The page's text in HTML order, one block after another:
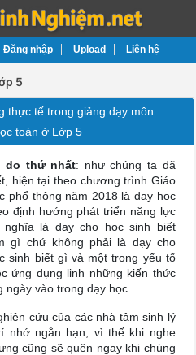
Đăng nhập Upload Liên hệ
5
thực tế trong giảng dạy môn
toán ở Lớp 5
do thứ nhất: như chúng ta đã
hiện tại theo chương trình Giáo
phổ thông năm 2018 là dạy học
định hướng phát triển năng lực
nghĩa là dạy cho học sinh biết
gì chứ không phải là dạy cho
sinh biết gì và một trong yếu tố
ứng dụng linh những kiến thức
vào trong dạy học.
cứu của các nhà tâm sinh lý
nhớ ngắn hạn, vì thế khi nghe
cũng sẽ quên ngay khi chúng